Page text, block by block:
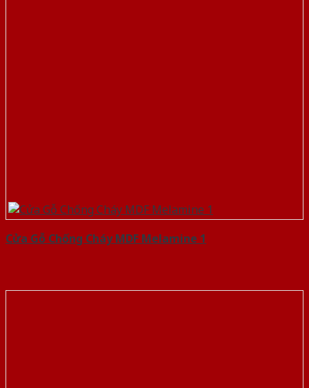
Cửa Gỗ Chống Cháy MDF Melamine 1